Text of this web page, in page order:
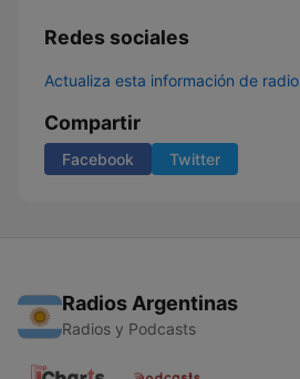
Redes sociales
Actualiza esta información de radio
Compartir
Facebook Twitter
Radios Argentinas
Radios y Podcasts